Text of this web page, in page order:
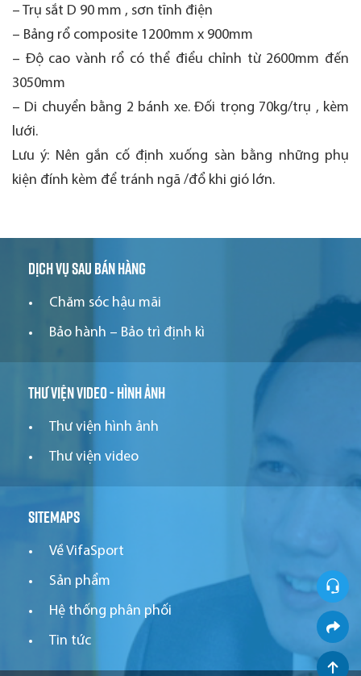
– Trụ sắt D 90 mm , sơn tĩnh điện
– Bảng rổ composite 1200mm x 900mm
– Độ cao vành rổ có thể điểu chỉnh từ 2600mm đến
3050mm
– Di chuyển bằng 2 bánh xe. Đối trọng 70kg/trụ , kèm
lưới.
Lưu ý: Nên gắn cố định xuống sàn bằng những phụ
kiện đính kèm để tránh ngã /đổ khi gió lớn.
Dịch vụ sau bán hàng
Chăm sóc hậu mãi
Bảo hành – Bảo trì định kì
Thư viện video - hình ảnh
Thư viện hình ảnh
Thư viện video
Sitemaps
Về VifaSport
Sản phẩm
Hệ thống phân phối
Tin tức